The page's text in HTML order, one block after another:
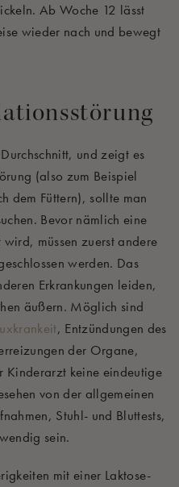
Ab Woche 12 lässt
wieder nach und bewegt
und zeigt es
(also zum Beispiel
dem Füttern), sollte man
Bevor nämlich eine
müssen zuerst andere
werden. Das
Erkrankungen leiden,
äußern. Möglich sind
, Entzündungen des
der Organe,
Kinderarzt keine eindeutige
von der allgemeinen
Stuhl- und Bluttests,
sein.
mit einer Laktose-